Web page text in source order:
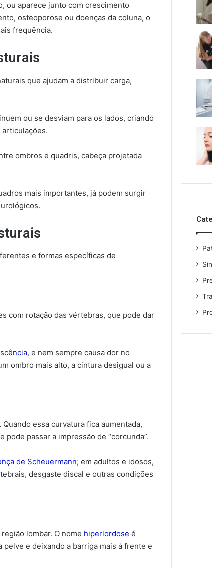
ou aparece junto com crescimento
osteoporose ou doenças da coluna, o
frequência.
que ajudam a distribuir carga,
ou se desviam para os lados, criando
articulações.
ombros e quadris, cabeça projetada
mais importantes, já podem surgir
e formas específicas de
com rotação das vértebras, que pode dar
, e nem sempre causa dor no
ombro mais alto, a cintura desigual ou a
. Quando essa curvatura fica aumentada,
passar a impressão de “corcunda”.
de Scheuermann; em adultos e idosos,
desgaste discal e outras condições
lombar. O nome hiperlordose é
e deixando a barriga mais à frente e